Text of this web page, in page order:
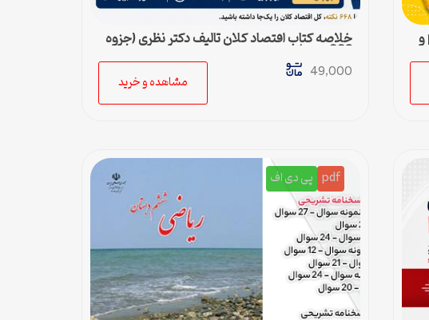
نمونه سوال ریاضی پنجم فصل اول با جواب pdf و خلاصه کتاب اقتصاد کلان تالیف دکتر نظری (جزوه
668 نکته)
49,000
مشاهده و خرید
pdf پی دی اف